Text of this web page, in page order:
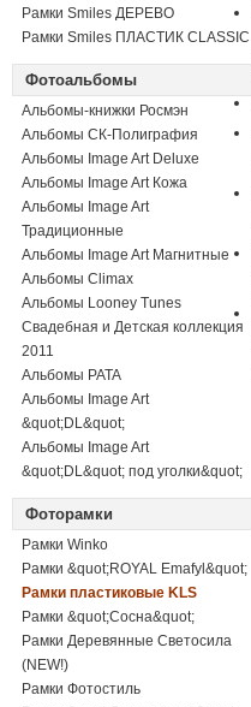
Рамки Smiles ДЕРЕВО
Рамки Smiles ПЛАСТИК CLASSIC
Фотоальбомы
Альбомы-книжки Росмэн
Альбомы СК-Полиграфия
Альбомы Image Art Deluxe
Альбомы Image Art Кожа
Альбомы Image Art
Традиционные
Альбомы Image Art Магнитные
Альбомы Climax
Альбомы Looney Tunes
Свадебная и Детская коллекция
2011
Альбомы PATA
Альбомы Image Art
&quot;DL&quot;
Альбомы Image Art
&quot;DL&quot; под уголки&quot;
Фоторамки
Рамки Winko
Рамки &quot;ROYAL Emafyl&quot;
Рамки пластиковые KLS
Рамки &quot;Сосна&quot;
Рамки Деревянные Светосила
(NEW!)
Рамки Фотостиль